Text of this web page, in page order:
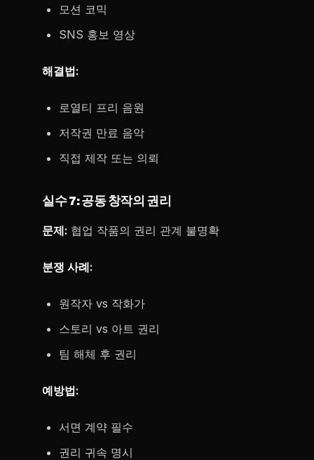
모션 코믹
SNS 홍보 영상
해결법:
로열티 프리 음원
저작권 만료 음악
직접 제작 또는 의뢰
실수 7: 공동 창작의 권리
문제: 협업 작품의 권리 관계 불명확
분쟁 사례:
원작자 vs 작화가
스토리 vs 아트 권리
팀 해체 후 권리
예방법:
서면 계약 필수
권리 귀속 명시